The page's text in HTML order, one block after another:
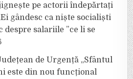
pe actorii îndepărtați
gândesc ca niște socialiști
despre salariile ”ce li se
de Urgență „Sfântul
este din nou funcțional